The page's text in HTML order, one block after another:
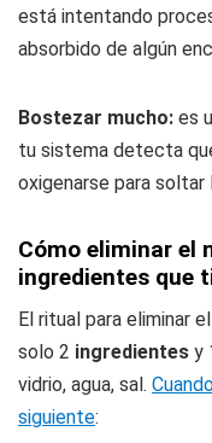
está intentando
absorbido de algún
Bostezar mucho: es
tu sistema detecta
oxigenarse para soltar
Cómo eliminar el
ingredientes que
El ritual para eliminar
solo 2 ingredientes y
vidrio, agua, sal.
siguiente: